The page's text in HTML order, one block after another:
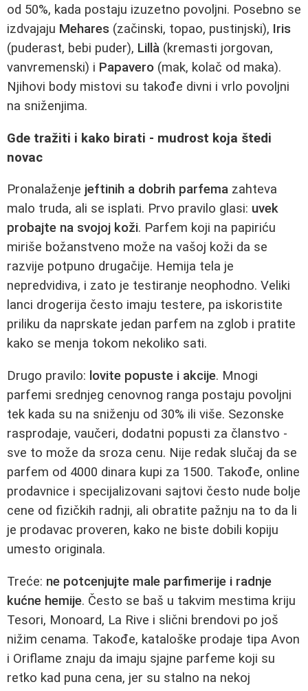
od 50%, kada postaju izuzetno povoljni. Posebno se
izdvajaju Mehares (začinski, topao, pustinjski), Iris
(puderast, bebi puder), Lillà (kremasti jorgovan,
vanvremenski) i Papavero (mak, kolač od maka).
Njihovi body mistovi su takođe divni i vrlo povoljni
na sniženjima.
Gde tražiti i kako birati - mudrost koja štedi
novac
Pronalaženje jeftinih a dobrih parfema zahteva
malo truda, ali se isplati. Prvo pravilo glasi: uvek
probajte na svojoj koži. Parfem koji na papiriću
miriše božanstveno može na vašoj koži da se
razvije potpuno drugačije. Hemija tela je
nepredvidiva, i zato je testiranje neophodno. Veliki
lanci drogerija često imaju testere, pa iskoristite
priliku da naprskate jedan parfem na zglob i pratite
kako se menja tokom nekoliko sati.
Drugo pravilo: lovite popuste i akcije. Mnogi
parfemi srednjeg cenovnog ranga postaju povoljni
tek kada su na sniženju od 30% ili više. Sezonske
rasprodaje, vaučeri, dodatni popusti za članstvo -
sve to može da sroza cenu. Nije redak slučaj da se
parfem od 4000 dinara kupi za 1500. Takođe, online
prodavnice i specijalizovani sajtovi često nude bolje
cene od fizičkih radnji, ali obratite pažnju na to da li
je prodavac proveren, kako ne biste dobili kopiju
umesto originala.
Treće: ne potcenjujte male parfimerije i radnje
kućne hemije. Često se baš u takvim mestima kriju
Tesori, Monoard, La Rive i slični brendovi po još
nižim cenama. Takođe, kataloške prodaje tipa Avon
i Oriflame znaju da imaju sjajne parfeme koji su
retko kad puna cena, jer su stalno na nekoj